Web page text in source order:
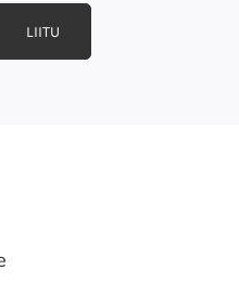
LIITU